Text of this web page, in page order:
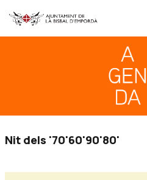
Nit dels '70'60'90'80'